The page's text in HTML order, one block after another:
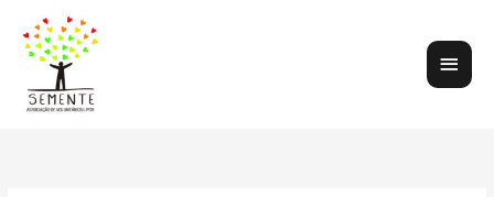
content
Main